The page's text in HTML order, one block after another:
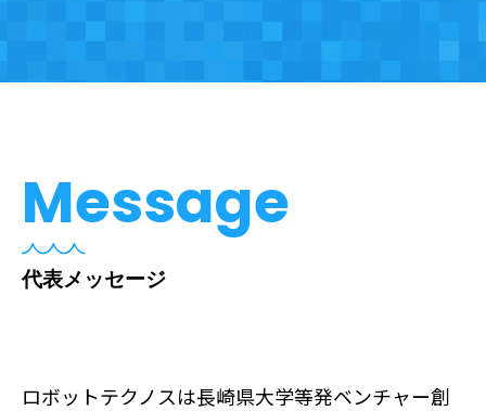
Message
代表メッセージ
ロボットテクノスは長崎県大学等発ベンチャー創